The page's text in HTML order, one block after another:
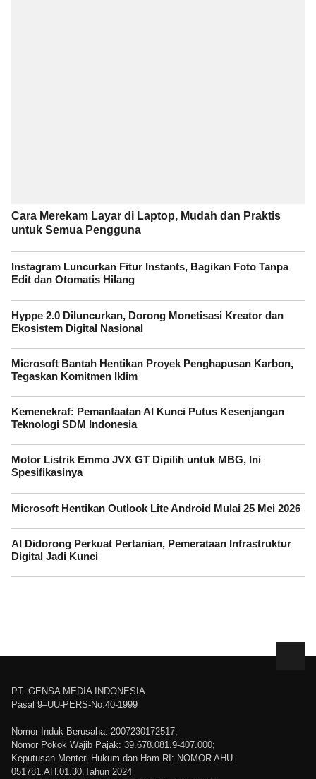
Cara Merekam Layar di Laptop, Mudah dan Praktis
untuk Semua Pengguna
Instagram Luncurkan Fitur Instants, Bagikan Foto Tanpa
Edit dan Otomatis Hilang
Hyppe 2.0 Diluncurkan, Dorong Monetisasi Kreator dan
Ekosistem Digital Nasional
Microsoft Bantah Hentikan Proyek Penghapusan Karbon,
Tegaskan Komitmen Iklim
Kemenekraf: Pemanfaatan AI Kunci Putus Kesenjangan
Teknologi SDM Indonesia
Motor Listrik Emmo JVX GT Dipilih untuk MBG, Ini
Spesifikasinya
Microsoft Hentikan Outlook Lite Android Mulai 25 Mei 2026
AI Didorong Perkuat Pertanian, Pemerataan Infrastruktur
Digital Jadi Kunci
PT. GENSA MEDIA INDONESIA
Pasal 9–UU-PERS-No.40-1999
Nomor Induk Berusaha: 2007230172517;
Nomor Pokok Wajib Pajak: 39.678.081.9-407.000;
Keputusan Menteri Hukum dan Ham RI: NOMOR AHU-
051781.AH.01.30.Tahun 2024